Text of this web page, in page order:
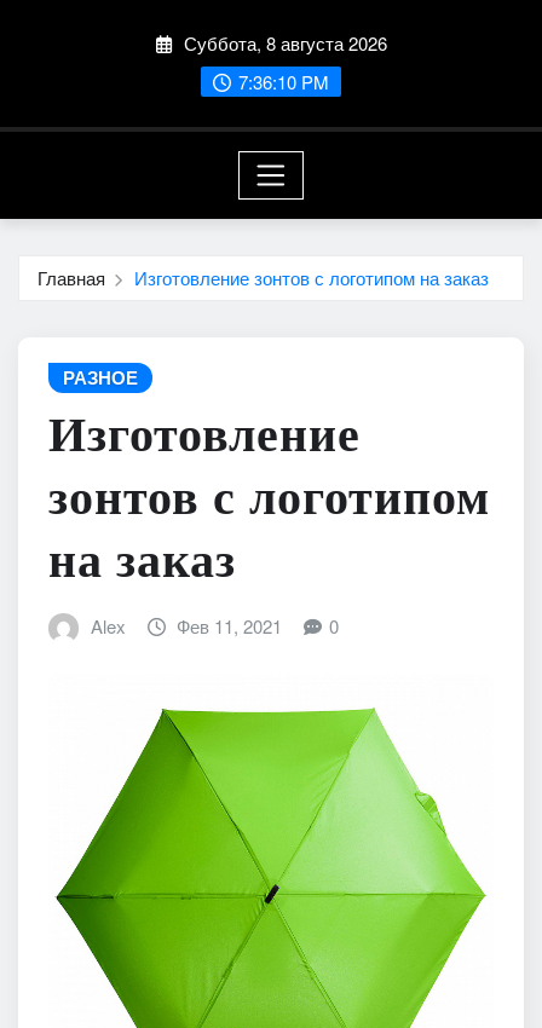
Суббота, 8 августа 2026
7:36:12 PM
Главная Изготовление зонтов с логотипом на заказ
РАЗНОЕ
Изготовление
зонтов с логотипом
на заказ
Alex Фев 11, 2021 0